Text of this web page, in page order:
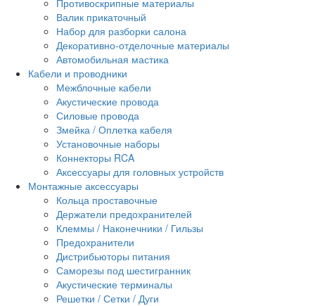
Валик прикаточный
Набор для разборки салона
Декоративно-отделочные материалы
Автомобильная мастика
Кабели и проводники
Межблочные кабели
Акустические провода
Силовые провода
Змейка / Оплетка кабеля
Установочные наборы
Коннекторы RCA
Аксессуары для головных устройств
Монтажные аксессуары
Кольца проставочные
Держатели предохранителей
Клеммы / Наконечники / Гильзы
Предохранители
Дистрибьюторы питания
Саморезы под шестигранник
Акустические терминалы
Решетки / Сетки / Дуги